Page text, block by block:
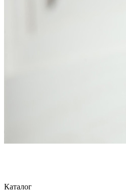
Каталог